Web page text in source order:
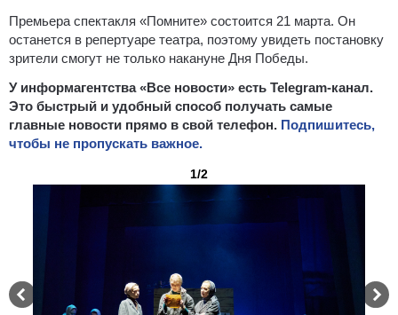
Премьера спектакля «Помните» состоится 21 марта. Он
останется в репертуаре театра, поэтому увидеть постановку
зрители смогут не только накануне Дня Победы.
У информагентства «Все новости» есть Telegram-канал.
Это быстрый и удобный способ получать самые
главные новости прямо в свой телефон. Подпишитесь,
чтобы не пропускать важное.
1/2